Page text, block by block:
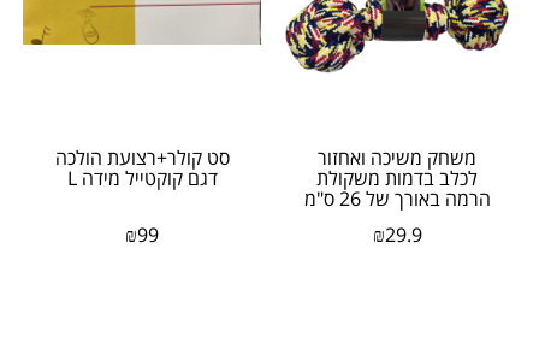
משחק משיכה ואחזור
לכלב בדמות משקולת
הרמה באורך של 26 ס"מ
₪29.9
סט קולר+רצועת הולכה
דגם קוקטייל מידה L
₪99